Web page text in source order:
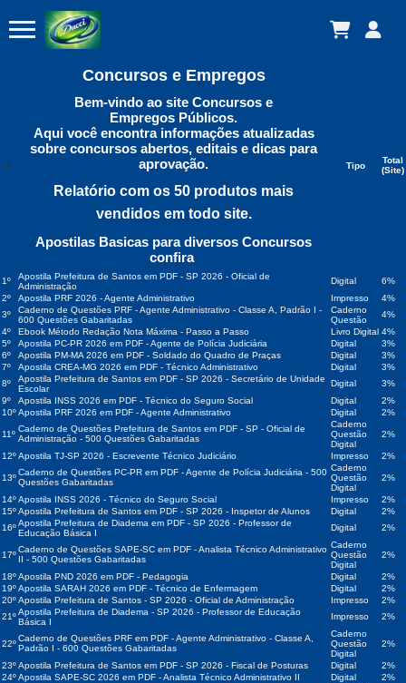
#
Concursos e Empregos
Bem-vindo ao site Concursos e
Empregos Públicos.
Aqui você encontra informações atualizadas
sobre concursos abertos, editais e dicas para
aprovação.
Relatório com os 50 produtos mais
vendidos em todo site.
Apostilas Basicas para diversos Concursos
confira
Tipo
Total
(Site)
1º
Apostila Prefeitura de Santos em PDF - SP 2026 - Oficial de
Administração
Digital
6%
2º
Apostila PRF 2026 - Agente Administrativo Impresso
4%
3º
Caderno de Questões PRF - Agente Administrativo - Classe A, Padrão I -
600 Questões Gabaritadas
Caderno
Questão
4%
4º
Ebook Método Redação Nota Máxima - Passo a Passo Livro Digital 4%
5º
Apostila PC-PR 2026 em PDF - Agente de Polícia Judiciária Digital
3%
6º
Apostila PM-MA 2026 em PDF - Soldado do Quadro de Praças Digital
3%
7º
Apostila CREA-MG 2026 em PDF - Técnico Administrativo Digital
3%
8º
Apostila Prefeitura de Santos em PDF - SP 2026 - Secretário de Unidade
Escolar
Digital
3%
9º
Apostila INSS 2026 em PDF - Técnico do Seguro Social Digital
2%
10ºApostila PRF 2026 em PDF - Agente Administrativo Digital 2%
11º
Caderno de Questões Prefeitura de Santos em PDF - SP - Oficial de
Administração - 500 Questões Gabaritadas
Caderno
Questão
Digital
2%
12ºApostila TJ-SP 2026 - Escrevente Técnico Judiciário Impresso 2%
13º
Caderno de Questões PC-PR em PDF - Agente de Polícia Judiciária - 500
Questões Gabaritadas
Caderno
Questão
Digital
2%
14ºApostila INSS 2026 - Técnico do Seguro Social Impresso
2%
15ºApostila Prefeitura de Santos em PDF - SP 2026 - Inspetor de Alunos Digital
2%
16ºApostila Prefeitura de Diadema em PDF - SP 2026 - Professor de
Educação Básica I
Digital 2%
17º
Caderno de Questões SAPE-SC em PDF - Analista Técnico Administrativo
II - 500 Questões Gabaritadas
Caderno
Questão
Digital
2%
18ºApostila PND 2026 em PDF - Pedagogia Digital
2%
19ºApostila SARAH 2026 em PDF - Técnico de Enfermagem Digital
2%
20ºApostila Prefeitura de Santos - SP 2026 - Oficial de Administração Impresso
2%
21ºApostila Prefeitura de Diadema - SP 2026 - Professor de Educação
Básica I
Impresso 2%
22º
Caderno de Questões PRF em PDF - Agente Administrativo - Classe A,
Padrão I - 600 Questões Gabaritadas
Caderno
Questão
Digital
2%
23ºApostila Prefeitura de Santos em PDF - SP 2026 - Fiscal de Posturas Digital
2%
24ºApostila SAPE-SC 2026 em PDF - Analista Técnico Administrativo II Digital 2%